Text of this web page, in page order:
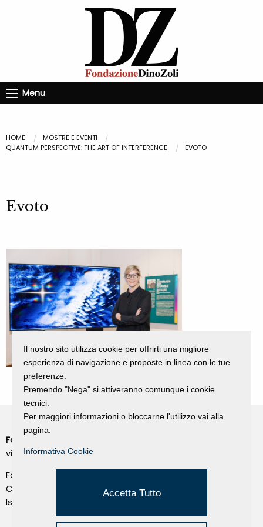
Menu
HOME
MOSTRE E EVENTI
QUANTUM PERSPECTIVE: THE ART OF INTERFERENCE
EVOTO
Evoto
Fondazione Dino Zoli
viale Bologna 288, Forlì
Fondo dot. euro 285.000 i.v.
CF e P.IVA 03692820404
Isc.Reg Per.Giu. n. 10404
Il nostro sito utilizza cookie per offrirti una migliore
esperienza di navigazione e proposte in linea con le tue
preferenze.
Premendo "Nega" si attiveranno comunque i cookie
tecnici.
Per maggiori informazioni o bloccarne l'utilizzo vai alla
pagina.
Informativa Cookie
Accetta Tutto